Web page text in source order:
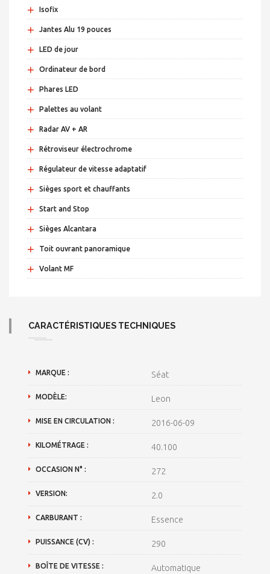
+ Isofix
+ Jantes Alu 19 pouces
+ LED de jour
+ Ordinateur de bord
+ Phares LED
+ Palettes au volant
+ Radar AV + AR
+ Rétroviseur électrochrome
+ Régulateur de vitesse adaptatif
+ Sièges sport et chauffants
+ Start and Stop
+ Sièges Alcantara
+ Toit ouvrant panoramique
+ Volant MF
CARACTÉRISTIQUES TECHNIQUES
MARQUE : Séat
MODÈLE: Leon
MISE EN CIRCULATION : 2016-06-09
KILOMÉTRAGE : 40.100
OCCASION N° : 272
VERSION: 2.0
CARBURANT : Essence
PUISSANCE (CV) : 290
BOÎTE DE VITESSE : Automatique